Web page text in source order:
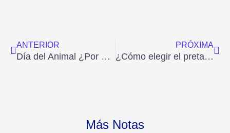
ANTERIOR
Día del Animal ¿Por qué se celebra el 29 de abril?
PRÓXIMA
¿Cómo elegir el pretal para mi mascota?
Más Notas